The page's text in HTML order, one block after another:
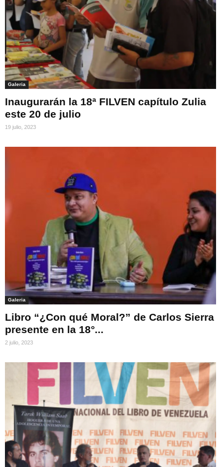
Galeria
Inaugurarán la 18ª FILVEN capítulo Zulia
este 20 de julio
19 julio, 2023
Galeria
Libro “¿Con qué Moral?” de Carlos Sierra
presente en la 18°...
2 julio, 2023